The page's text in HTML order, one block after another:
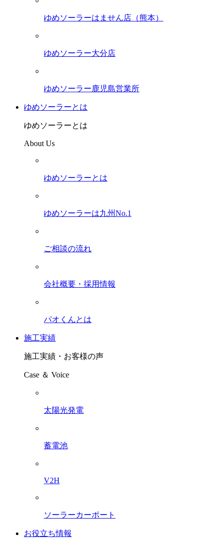
ゆめソーラーはません店（熊本）
ゆめソーラー大分店
ゆめソーラー鹿児島営業所
ゆめソーラーとは
ゆめソーラーとは
About Us
ゆめソーラーとは
ゆめソーラーは九州No.1
ご相談の流れ
会社概要・採用情報
パオくんとは
施工実績
施工実績・お客様の声
Case ＆ Voice
太陽光発電
蓄電池
V2H
ソーラーカーポート
お役立ち情報